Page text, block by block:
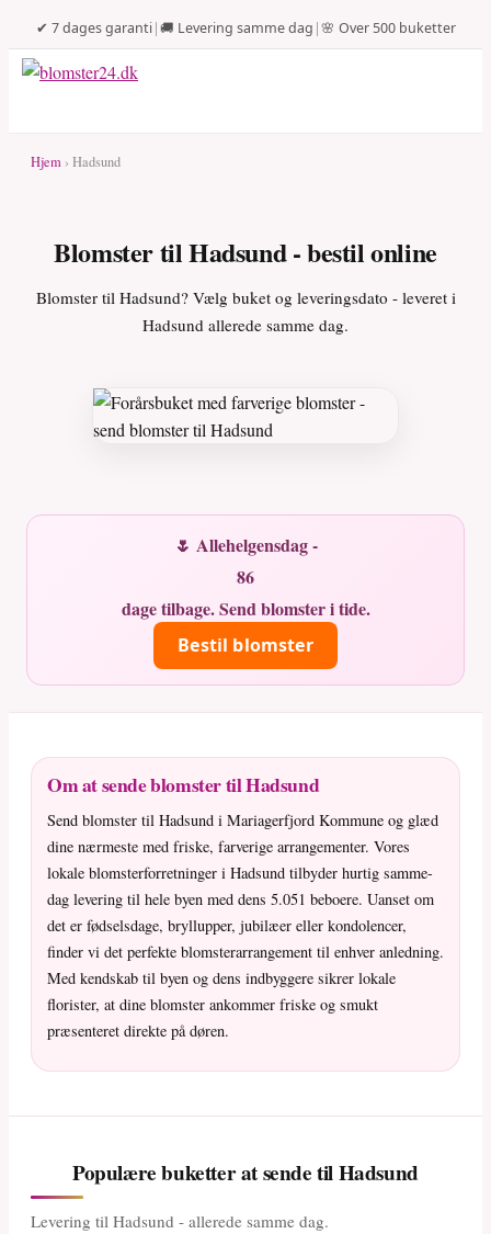
✔ 7 dages garanti|🚚 Levering samme dag |🌸 Over 500 buketter
Hjem › Hadsund
Blomster til Hadsund - bestil online
Blomster til Hadsund? Vælg buket og leveringsdato - leveret i
Hadsund allerede samme dag.
🌷 Allehelgensdag -
86
dage tilbage. Send blomster i tide.
Bestil blomster
Om at sende blomster til Hadsund
Send blomster til Hadsund i Mariagerfjord Kommune og glæd
dine nærmeste med friske, farverige arrangementer. Vores
lokale blomsterforretninger i Hadsund tilbyder hurtig samme-
dag levering til hele byen med dens 5.051 beboere. Uanset om
det er fødselsdage, bryllupper, jubilæer eller kondolencer,
finder vi det perfekte blomsterarrangement til enhver anledning.
Med kendskab til byen og dens indbyggere sikrer lokale
florister, at dine blomster ankommer friske og smukt
præsenteret direkte på døren.
Populære buketter at sende til Hadsund
Levering til Hadsund - allerede samme dag.